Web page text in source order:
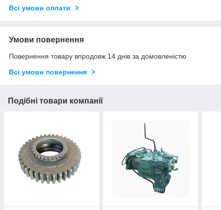
Всі умови оплати
Умови повернення
Повернення товару впродовж 14 днів за домовленістю
Всі умови повернення
Подібні товари компанії